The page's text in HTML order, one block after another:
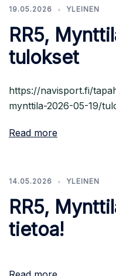
19.05.2026 YLEINEN
RR5,
tulokset
https://navisport.fi/
mynttila-2026-05-19/
Read more
14.05.2026 YLEINEN
RR5,
tietoa!